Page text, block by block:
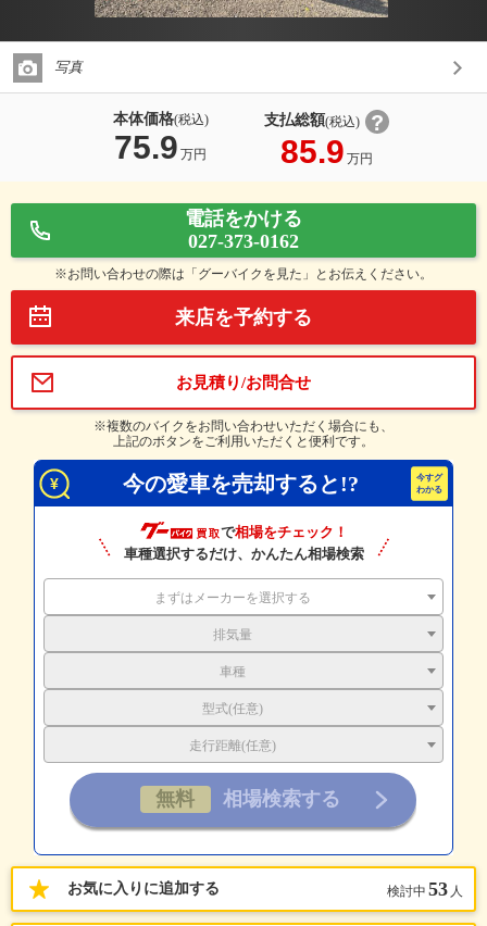
写真
本体価格(税込)
75.9 万円
支払総額(税込)
85.9 万円
電話をかける
027-373-0162
※お問い合わせの際は「グーバイクを見た」とお伝えください。
来店を予約する
お見積り/お問合せ
※複数のバイクをお問い合わせいただく場合にも、
上記のボタンをご利用いただくと便利です。
今の愛車を売却すると!?
で相場をチェック！
車種選択するだけ、かんたん相場検索
まずはメーカーを選択する
排気量
車種
型式(任意)
走行距離(任意)
お気に入りに追加する 検討中 53 人